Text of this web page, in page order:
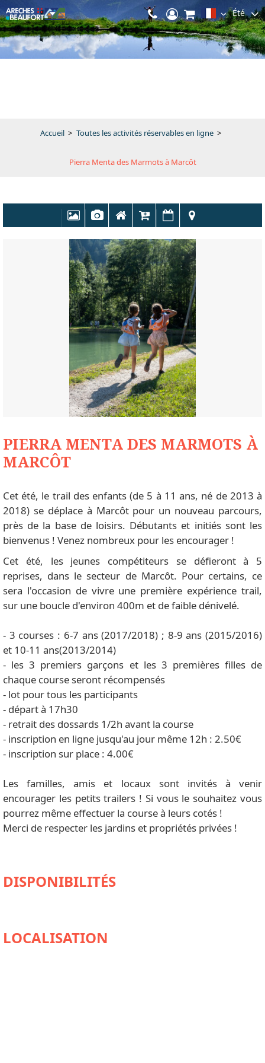
Été
Accueil > Toutes les activités réservables en ligne >
Pierra Menta des Marmots à Marcôt
PIERRA MENTA DES MARMOTS À
MARCÔT
Cet été, le trail des enfants (de 5 à 11 ans, né de 2013 à
2018) se déplace à Marcôt pour un nouveau parcours,
près de la base de loisirs. Débutants et initiés sont les
bienvenus ! Venez nombreux pour les encourager !
Cet été, les jeunes compétiteurs se défieront à 5
reprises, dans le secteur de Marcôt. Pour certains, ce
sera l'occasion de vivre une première expérience trail,
sur une boucle d'environ 400m et de faible dénivelé.
- 3 courses : 6-7 ans (2017/2018) ; 8-9 ans (2015/2016)
et 10-11 ans(2013/2014)
- les 3 premiers garçons et les 3 premières filles de
chaque course seront récompensés
- lot pour tous les participants
- départ à 17h30
- retrait des dossards 1/2h avant la course
- inscription en ligne jusqu'au jour même 12h : 2.50€
- inscription sur place : 4.00€
Les familles, amis et locaux sont invités à venir
encourager les petits trailers ! Si vous le souhaitez vous
pourrez même effectuer la course à leurs cotés !
Merci de respecter les jardins et propriétés privées !
DISPONIBILITÉS